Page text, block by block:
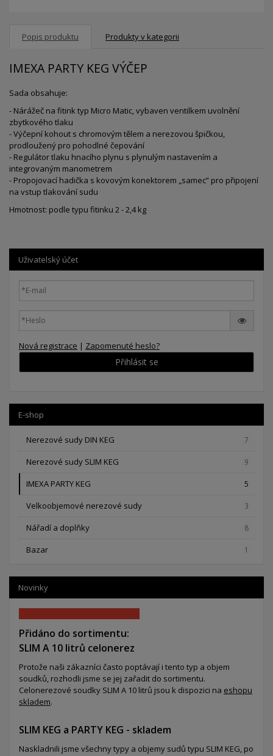
Popis produktu Produkty v kategorii
IMEXA PARTY KEG VÝČEP
Sada obsahuje:
- Nárážeč na fitink typ Micro Matic, vybaven ventilkem uvolnění
zbytkového tlaku
- Výčepní kohout s chromovým tělem a nerezovou špičkou,
prodloužený pro pohodlné čepování
- Regulátor tlaku hnacího plynu s plynulým nastavením a
integrovaným manometrem
- Propojovací hadička s kovovým konektorem „samec” pro připojení
na vstup tlakování sudu
Hmotnost: podle typu fitinku 2 - 2,4 kg
Uživatelský účet
Nová registrace | Zapomenuté heslo?
Přihlásit se
E-shop
Nerezové sudy DIN KEG 7
Nerezové sudy SLIM KEG 9
IMEXA PARTY KEG 5
Velkoobjemové nerezové sudy 3
Nářadí a doplňky 8
Bazar 1
Novinky
Přidáno do sortimentu:
SLIM A 10 litrů celonerez
Protože naši zákazníci často poptávají i tento typ a objem
soudků, rozhodli jsme se jej zařadit do sortimentu.
Celonerezové soudky SLIM A 10 litrů jsou k dispozici na eshopu
skladem.
SLIM KEG a PARTY KEG - skladem
Naskladnili jsme všechny typy a objemy sudů typu SLIM KEG, po